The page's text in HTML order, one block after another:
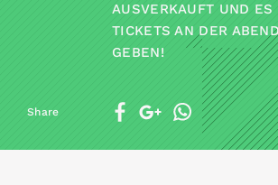
AUSVERKAUFT UND
TICKETS AN DER
GEBEN!
Share